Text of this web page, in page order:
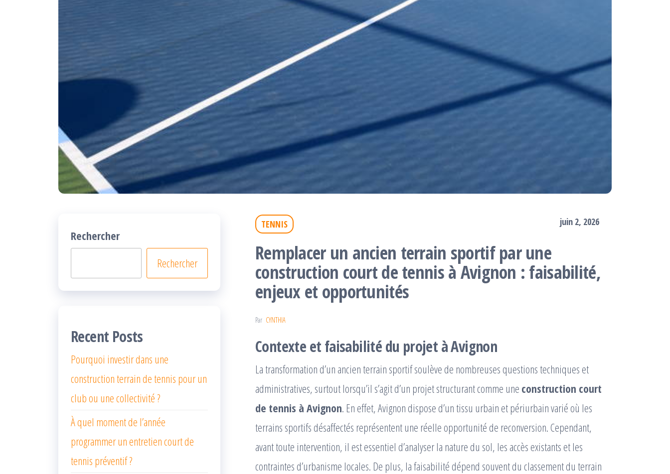
TENNIS juin 2, 2026
Remplacer un ancien terrain sportif par une
construction court de tennis à Avignon : faisabilité,
enjeux et opportunités
Par CYNTHIA
Contexte et faisabilité du projet à Avignon
La transformation d’un ancien terrain sportif soulève de nombreuses questions techniques et
administratives, surtout lorsqu’il s’agit d’un projet structurant comme une construction court
de tennis à Avignon. En effet, Avignon dispose d’un tissu urbain et périurbain varié où les
terrains sportifs désaffectés représentent une réelle opportunité de reconversion. Cependant,
avant toute intervention, il est essentiel d’analyser la nature du sol, les accès existants et les
contraintes d’urbanisme locales. De plus, la faisabilité dépend souvent du classement du terrain
Rechercher
Rechercher
Recent Posts
Pourquoi investir dans une
construction terrain de tennis pour un
club ou une collectivité ?
À quel moment de l’année
programmer un entretien court de
tennis préventif ?